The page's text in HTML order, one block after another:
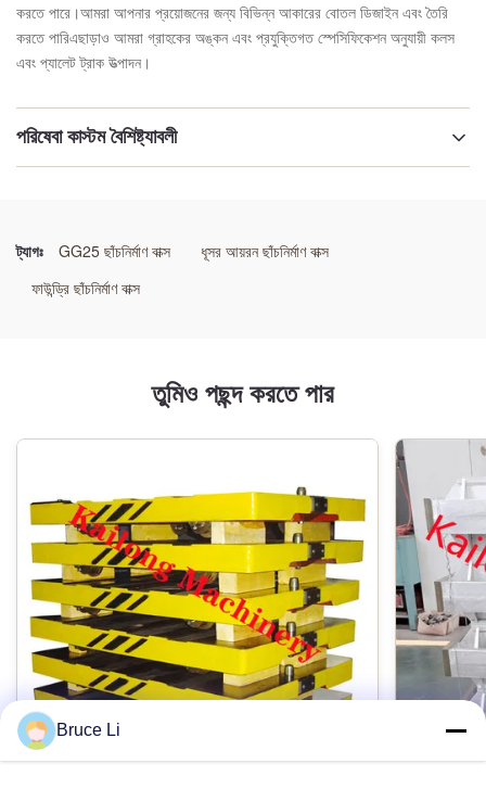
করতে পারে।আমরা আপনার প্রয়োজনের জন্য বিভিন্ন আকারের বোতল ডিজাইন এবং তৈরি
করতে পারিএছাড়াও আমরা গ্রাহকের অঙ্কন এবং প্রযুক্তিগত স্পেসিফিকেশন অনুযায়ী কলস
এবং প্যালেট ট্রাক উত্পাদন।
পরিষেবা কাস্টম বৈশিষ্ট্যাবলী
সুনির্দিষ্ট ইউনিভার্সাল ছাঁচনির্মাণ বাক্স
ট্যাগঃ GG25 ছাঁচনির্মাণ বাক্স
ধূসর আয়রন ছাঁচনির্মাণ বাক্স
ফাউন্ড্রি ছাঁচনির্মাণ বাক্স
তুমিও পছন্দ করতে পার
Bruce Li